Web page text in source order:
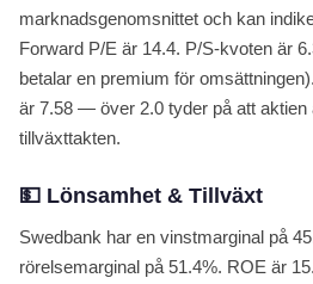
marknadsgenomsnittet och kan
Forward P/E är 14.4. P/S-kvoten är
betalar en premium för
är 7.58 — över 2.0 tyder på att aktien
tillväxttakten.
💵 Lönsamhet & Tillväxt
Swedbank har en vinstmarginal på
rörelsemarginal på 51.4%. ROE är